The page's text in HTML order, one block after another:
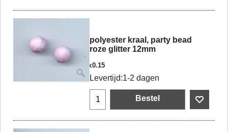
polyester kraal, party bead
roze glitter 12mm
€0.15
Levertijd:1-2 dagen
Bestel